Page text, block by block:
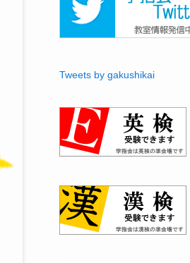
Tweets by gakushikai